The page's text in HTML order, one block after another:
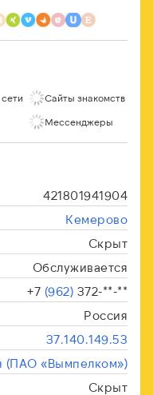
Сайты знакомств
Мессенджеры
421801941904
Кемерово
Скрыт
Обслуживается
+7 (962) 372-**-**
Россия
37.140.149.53
(ПАО «Вымпелком»)
Скрыт